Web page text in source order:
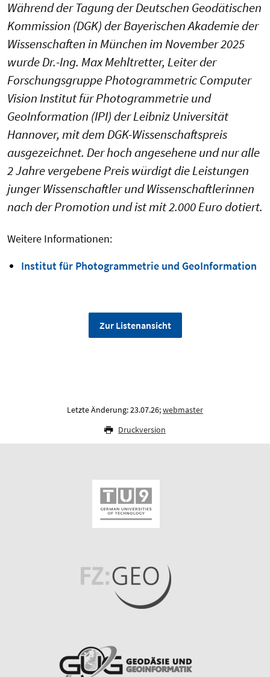
Während der Tagung der Deutschen Geodätischen
Kommission (DGK) der Bayerischen Akademie der
Wissenschaften in München im November 2025
wurde Dr.-Ing. Max Mehltretter, Leiter der
Forschungsgruppe Photogrammetric Computer
Vision Institut für Photogrammetrie und
GeoInformation (IPI) der Leibniz Universität
Hannover, mit dem DGK-Wissenschaftspreis
ausgezeichnet. Der hoch angesehene und nur alle
2 Jahre vergebene Preis würdigt die Leistungen
junger Wissenschaftler und Wissenschaftlerinnen
nach der Promotion und ist mit 2.000 Euro dotiert.
Weitere Informationen:
Institut für Photogrammetrie und GeoInformation
Zur Listenansicht
Letzte Änderung: 23.07.26;webmaster
Druckversion